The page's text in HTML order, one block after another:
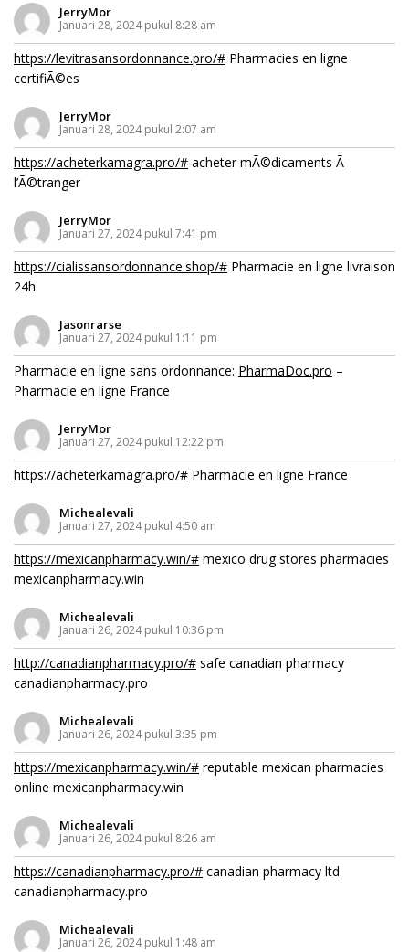
JerryMor
Januari 28, 2024 pukul 8:28 am
https://levitrasansordonnance.pro/# Pharmacies en ligne
certifiÃ©es
JerryMor
Januari 28, 2024 pukul 2:07 am
https://acheterkamagra.pro/# acheter mÃ©dicaments Ã
l’Ã©tranger
JerryMor
Januari 27, 2024 pukul 7:41 pm
https://cialissansordonnance.shop/# Pharmacie en ligne livraison
24h
Jasonrarse
Januari 27, 2024 pukul 1:11 pm
Pharmacie en ligne sans ordonnance: PharmaDoc.pro –
Pharmacie en ligne France
JerryMor
Januari 27, 2024 pukul 12:22 pm
https://acheterkamagra.pro/# Pharmacie en ligne France
Michealevali
Januari 27, 2024 pukul 4:50 am
https://mexicanpharmacy.win/# mexico drug stores pharmacies
mexicanpharmacy.win
Michealevali
Januari 26, 2024 pukul 10:36 pm
http://canadianpharmacy.pro/# safe canadian pharmacy
canadianpharmacy.pro
Michealevali
Januari 26, 2024 pukul 3:35 pm
https://mexicanpharmacy.win/# reputable mexican pharmacies
online mexicanpharmacy.win
Michealevali
Januari 26, 2024 pukul 8:26 am
https://canadianpharmacy.pro/# canadian pharmacy ltd
canadianpharmacy.pro
Michealevali
Januari 26, 2024 pukul 1:48 am